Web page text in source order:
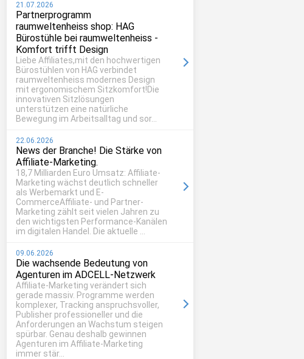
21.07.2026
Partnerprogramm
raumweltenheiss shop: HAG
Bürostühle bei raumweltenheiss -
Komfort trifft Design
Liebe Affiliates,mit den hochwertigen
Bürostühlen von HAG verbindet
raumweltenheiss modernes Design
mit ergonomischem Sitzkomfort!Die
innovativen Sitzlösungen
unterstützen eine natürliche
Bewegung im Arbeitsalltag und sor...
22.06.2026
News der Branche! Die Stärke von
Affiliate-Marketing.
18,7 Milliarden Euro Umsatz: Affiliate-
Marketing wächst deutlich schneller
als Werbemarkt und E-
CommerceAffiliate- und Partner-
Marketing zählt seit vielen Jahren zu
den wichtigsten Performance-Kanälen
im digitalen Handel. Die aktuelle ...
09.06.2026
Die wachsende Bedeutung von
Agenturen im ADCELL-Netzwerk
Affiliate-Marketing verändert sich
gerade massiv. Programme werden
komplexer, Tracking anspruchsvoller,
Publisher professioneller und die
Anforderungen an Wachstum steigen
spürbar. Genau deshalb gewinnen
Agenturen im Affiliate-Marketing
immer stär...